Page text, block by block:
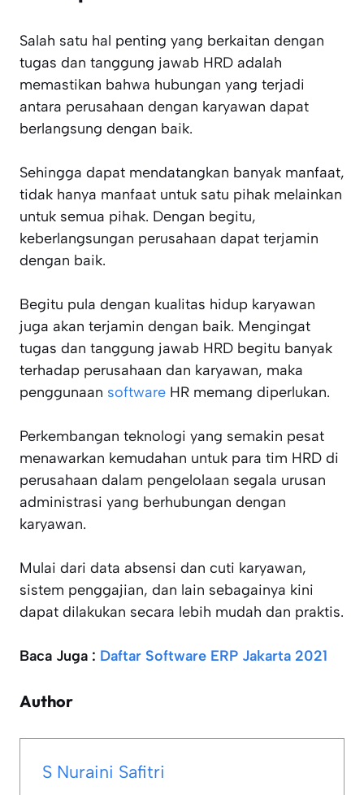
Salah satu hal penting yang berkaitan dengan
tugas dan tanggung jawab HRD adalah
memastikan bahwa hubungan yang terjadi
antara perusahaan dengan karyawan dapat
berlangsung dengan baik.
Sehingga dapat mendatangkan banyak manfaat,
tidak hanya manfaat untuk satu pihak melainkan
untuk semua pihak. Dengan begitu,
keberlangsungan perusahaan dapat terjamin
dengan baik.
Begitu pula dengan kualitas hidup karyawan
juga akan terjamin dengan baik. Mengingat
tugas dan tanggung jawab HRD begitu banyak
terhadap perusahaan dan karyawan, maka
penggunaan software HR memang diperlukan.
Perkembangan teknologi yang semakin pesat
menawarkan kemudahan untuk para tim HRD di
perusahaan dalam pengelolaan segala urusan
administrasi yang berhubungan dengan
karyawan.
Mulai dari data absensi dan cuti karyawan,
sistem penggajian, dan lain sebagainya kini
dapat dilakukan secara lebih mudah dan praktis.
Baca Juga : Daftar Software ERP Jakarta 2021
Author
S Nuraini Safitri